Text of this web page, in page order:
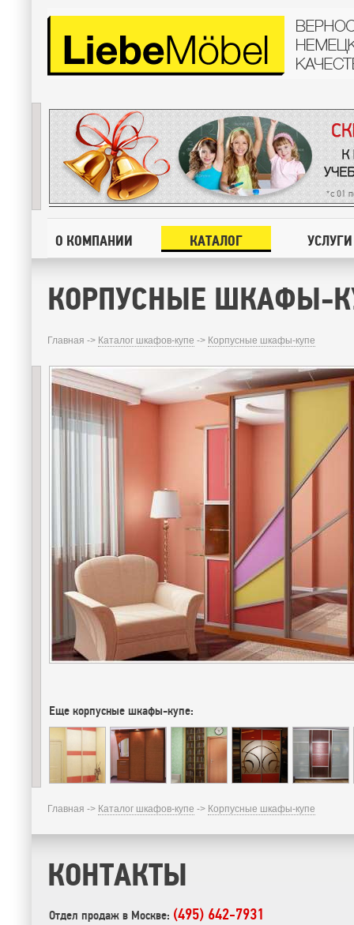
О КОМПАНИИ КАТАЛОГ УСЛУГИ
КОРПУСНЫЕ ШКАФЫ-
Главная -> Каталог шкафов-купе -> Корпусные шкафы-купе
Еще корпусные шкафы-купе:
Главная -> Каталог шкафов-купе -> Корпусные шкафы-купе
КОНТАКТЫ
Отдел продаж в Москве: (495) 642-7931